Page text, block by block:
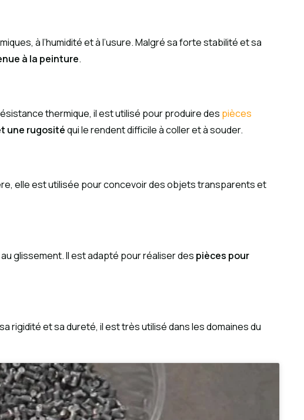
à l’humidité et à l’usure. Malgré sa forte stabilité et sa
à la peinture.
thermique, il est utilisé pour produire des pièces
une rugositéqui le rendent difficile à coller et à souder.
elle est utilisée pour concevoir des objets transparents et
glissement. Il est adapté pour réaliser des pièces pour
rigidité et sa dureté, il est très utilisé dans les domaines du